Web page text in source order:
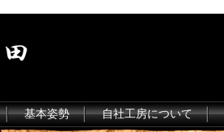
基本姿勢 自社工房について